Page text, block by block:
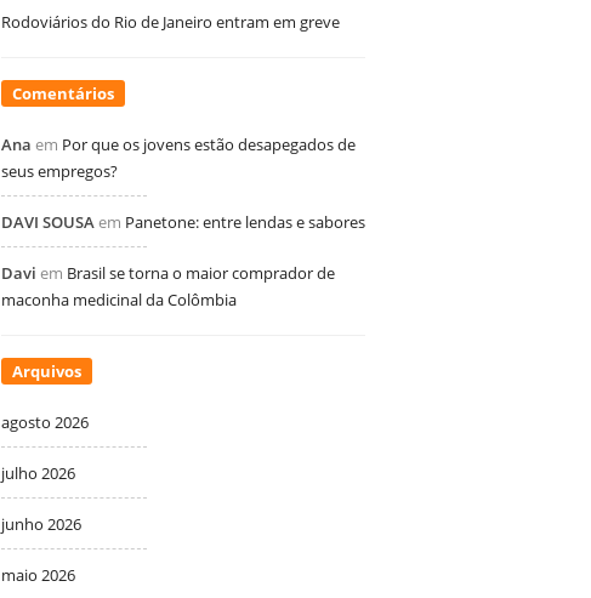
Rodoviários do Rio de Janeiro entram em greve
Comentários
Ana em Por que os jovens estão desapegados de
seus empregos?
DAVI SOUSAem Panetone: entre lendas e sabores
Davi em Brasil se torna o maior comprador de
maconha medicinal da Colômbia
Arquivos
agosto 2026
julho 2026
junho 2026
maio 2026